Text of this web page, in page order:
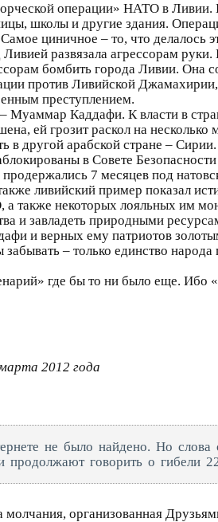
операции» НАТО в
школы и другие здания.
циничное – то, что делалось
развязала агрессорам
бомбить города Ливии. Она
против Ливийской
преступлением.
– Муаммар Каддафи. К власти в
ей грозит раскол на несколько
другой арабской стране –
в Совете
7 месяцев под
ливийский пример показал
некоторых лояльных им
и завладеть природными
и верных ему патриотов
– только единство народа
где бы то ни было еще.
2012 года
не было найдено. Но слова
говорить о гибели
молчания, организованная